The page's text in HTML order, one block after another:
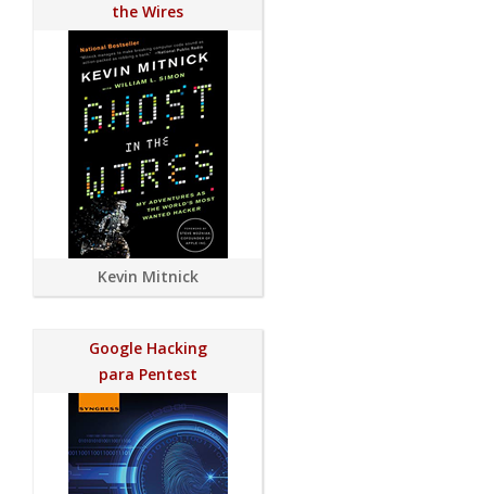
the Wires
Kevin Mitnick
Google Hacking
para Pentest